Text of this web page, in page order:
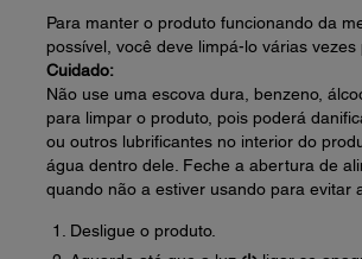
Para manter o produto funcionando da
possível, você deve limpá-lo várias vezes
Cuidado:
Não use uma escova dura, benzeno,
para limpar o produto, pois poderá
ou outros lubrificantes no interior do
água dentro dele. Feche a abertura de
quando não a estiver usando para evitar
Desligue o produto.